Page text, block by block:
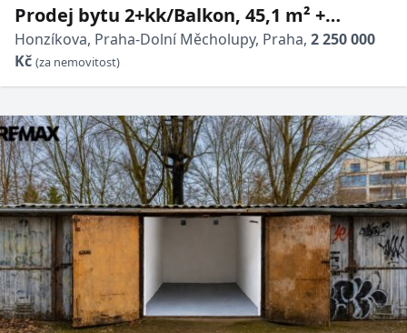
Prodej bytu 2+kk/Balkon, 45,1 m² +
parkovací stání, Praha 10, DV, novostavba
Honzíkova, Praha-Dolní Měcholupy, Praha, 2 250 000
Kč (za nemovitost)